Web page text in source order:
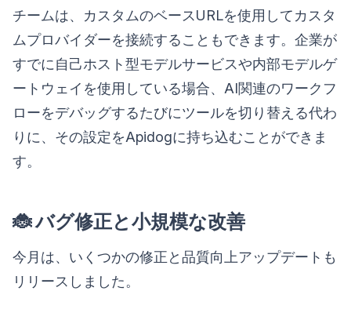
チームは、カスタムのベースURLを使用してカスタ
ムプロバイダーを接続することもできます。企業が
すでに自己ホスト型モデルサービスや内部モデルゲ
ートウェイを使用している場合、AI関連のワークフ
ローをデバッグするたびにツールを切り替える代わ
りに、その設定をApidogに持ち込むことができま
す。
🐞 バグ修正と小規模な改善
今月は、いくつかの修正と品質向上アップデートも
リリースしました。